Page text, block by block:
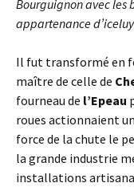
Bourguignon avec les
appartenance
Il fut transformé en
maître de celle de
fourneau de l’Epeau
roues actionnaient
force de la chute le
la grande industrie
installations